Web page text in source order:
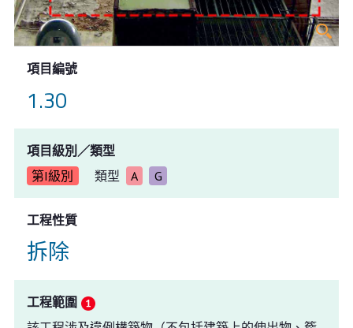
項目編號
1.30
項目級別／類型
第I級別
類型 A G
工程性質
拆除
工程範圍